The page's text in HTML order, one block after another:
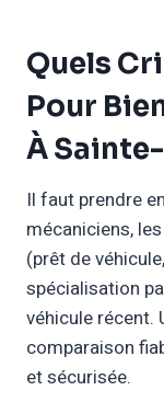
Quels
Pour
À
Il faut prendre
mécaniciens,
(prêt de
spécialisation
véhicule
comparaison
et sécurisée.